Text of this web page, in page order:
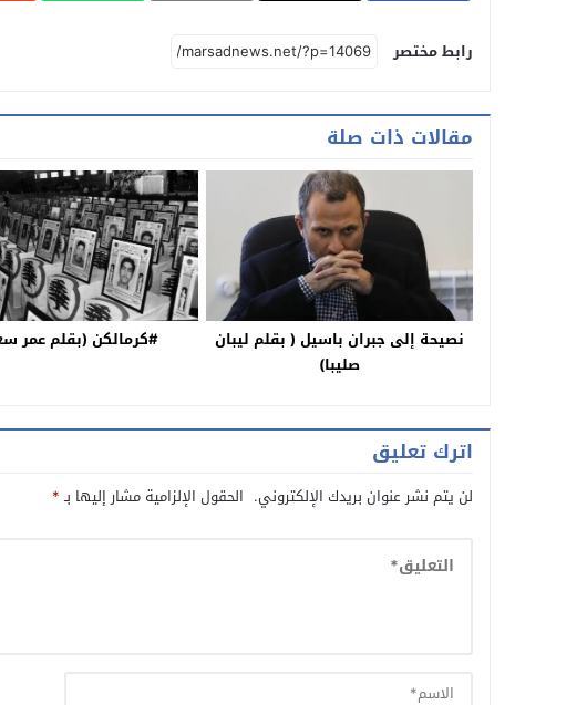
رابط مختصر
مقالات ذات صلة
نصيحة إلى جبران باسيل ( بقلم ليبان
صليبا)
#كرمالكن (بقلم عمر سعيد)
اترك تعليق
لن يتم نشر عنوان بريدك الإلكتروني. الحقول الإلزامية مشار إليها بـ*